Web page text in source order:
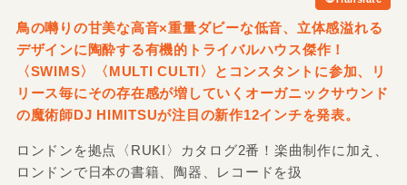
鳥の囀りの甘美な高音×重量ダビーな低音、立体感溢れる
デザインに陶酔する有機的トライバルハウス傑作！
〈SWIMS〉〈MULTI CULTI〉とコンスタントに参加、リ
リース毎にその存在感が増していくオーガニックサウンド
の魔術師DJ HIMITSUが注目の新作12インチを発表。
ロンドンを拠点〈RUKI〉カタログ2番！楽曲制作に加え、
ロンドンで日本の書籍、陶器、レコードを扱